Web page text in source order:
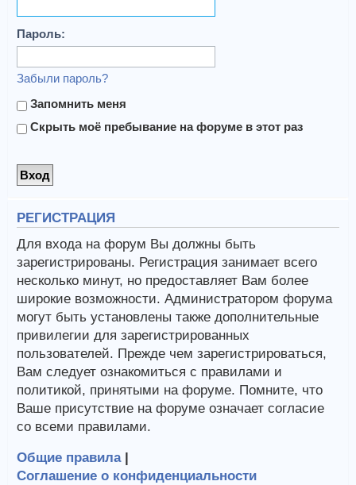
Пароль:
Забыли пароль?
Запомнить меня
Скрыть моё пребывание на форуме в этот раз
РЕГИСТРАЦИЯ
Для входа на форум Вы должны быть
зарегистрированы. Регистрация занимает всего
несколько минут, но предоставляет Вам более
широкие возможности. Администратором форума
могут быть установлены также дополнительные
привилегии для зарегистрированных
пользователей. Прежде чем зарегистрироваться,
Вам следует ознакомиться с правилами и
политикой, принятыми на форуме. Помните, что
Ваше присутствие на форуме означает согласие
со всеми правилами.
Общие правила|
Соглашение о конфиденциальности